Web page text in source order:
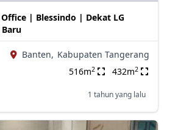
| Blessindo | Dekat LG
Banten, Kabupaten Tangerang
516m2 432m2
1 tahun yang lalu